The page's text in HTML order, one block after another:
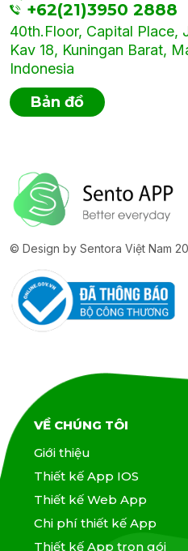
+62(21)3950 2888
40th.Floor, Capital Place,
Kav 18, Kuningan Barat,
Indonesia
Bản đồ
© Design by Sentora Việt Nam
VỀ CHÚNG TÔI
Giới thiệu
Thiết kế App IOS
Thiết kế Web App
Chi phí thiết kế App
Thiết kế App trọn gói